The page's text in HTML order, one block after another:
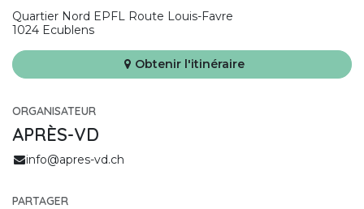
Quartier Nord EPFL Route Louis-Favre
1024 Ecublens
Obtenir l'itinéraire
ORGANISATEUR
APRÈS-VD
info@apres-vd.ch
PARTAGER